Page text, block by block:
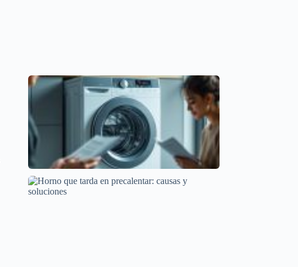
Frigorífico que se calienta: ¿Es normal o un
problema?
Averías frecuentes en electrodomésticos
Causas Comunes de Ciclos Largos en Secadoras
Averías frecuentes en electrodomésticos